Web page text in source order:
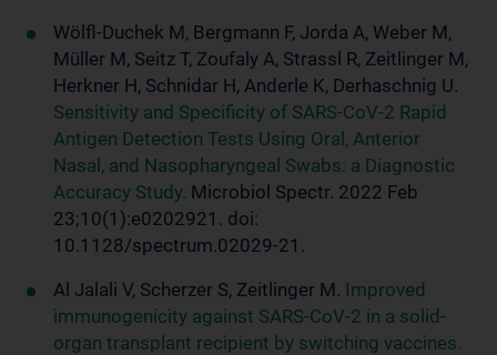
Wölfl-Duchek M, Bergmann F, Jorda A, Weber M,
Müller M, Seitz T, Zoufaly A, Strassl R, Zeitlinger M,
Herkner H, Schnidar H, Anderle K, Derhaschnig U.
Sensitivity and Specificity of SARS-CoV-2 Rapid
Antigen Detection Tests Using Oral, Anterior
Nasal, and Nasopharyngeal Swabs: a Diagnostic
Accuracy Study. Microbiol Spectr. 2022 Feb
23;10(1):e0202921. doi:
10.1128/spectrum.02029-21.
Al Jalali V, Scherzer S, Zeitlinger M. Improved
immunogenicity against SARS-CoV-2 in a solid-
organ transplant recipient by switching vaccines.